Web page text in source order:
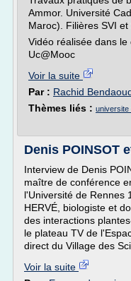
Ammor. Université
Maroc). Filières SVI et
Vidéo réalisée dans
Uc@Mooc
Voir la suite
Par : Rachid
Thèmes liés : universite
Denis POINSOT
Interview de Denis
maître de conférence
l'Université de Rennes
HERVÉ, biologiste et
des interactions
le plateau TV de
direct du Village des
Voir la suite